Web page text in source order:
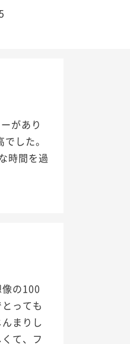
があり
した。
時間を過
の100
っても
まりし
て、フ